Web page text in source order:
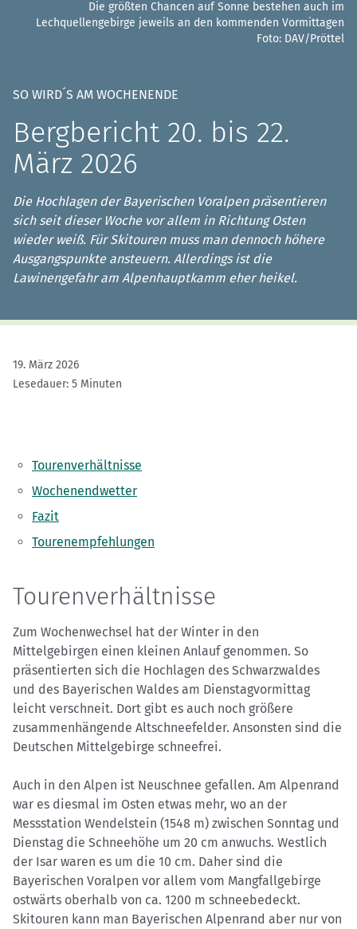
Die größten Chancen auf Sonne bestehen auch im
Lechquellengebirge jeweils an den kommenden Vormittagen
Foto: DAV/Pröttel
SO WIRD´S AM WOCHENENDE
Bergbericht 20. bis 22.
März 2026
Die Hochlagen der Bayerischen Voralpen präsentieren
sich seit dieser Woche vor allem in Richtung Osten
wieder weiß. Für Skitouren muss man dennoch höhere
Ausgangspunkte ansteuern. Allerdings ist die
Lawinengefahr am Alpenhauptkamm eher heikel.
19. März 2026
Lesedauer: 5 Minuten
Tourenverhältnisse
Wochenendwetter
Fazit
Tourenempfehlungen
Tourenverhältnisse
Zum Wochenwechsel hat der Winter in den
Mittelgebirgen einen kleinen Anlauf genommen. So
präsentierten sich die Hochlagen des Schwarzwaldes
und des Bayerischen Waldes am Dienstagvormittag
leicht verschneit. Dort gibt es auch noch größere
zusammenhängende Altschneefelder. Ansonsten sind die
Deutschen Mittelgebirge schneefrei.
Auch in den Alpen ist Neuschnee gefallen. Am Alpenrand
war es diesmal im Osten etwas mehr, wo an der
Messstation Wendelstein (1548 m) zwischen Sonntag und
Dienstag die Schneehöhe um 20 cm anwuchs. Westlich
der Isar waren es um die 10 cm. Daher sind die
Bayerischen Voralpen vor allem vom Mangfallgebirge
ostwärts oberhalb von ca. 1200 m schneebedeckt.
Skitouren kann man Bayerischen Alpenrand aber nur von